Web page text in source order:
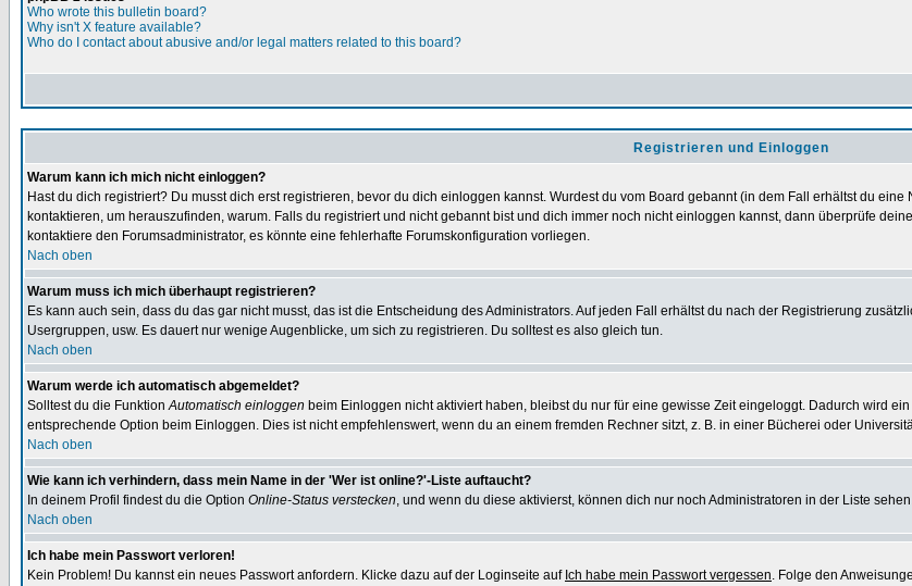
Who wrote this bulletin board?
Why isn't X feature available?
Who do I contact about abusive and/or legal matters related to this board?
Registrieren und Einloggen
Warum kann ich mich nicht einloggen?
Hast du dich registriert? Du musst dich erst registrieren, bevor du dich einloggen kannst. Wurdest du vom Board gebannt (in dem Fall erhältst du
kontaktieren, um herauszufinden, warum. Falls du registriert und nicht gebannt bist und dich immer noch nicht einloggen kannst, dann überprüfe
kontaktiere den Forumsadministrator, es könnte eine fehlerhafte Forumskonfiguration vorliegen.
Nach oben
Warum muss ich mich überhaupt registrieren?
Es kann auch sein, dass du das gar nicht musst, das ist die Entscheidung des Administrators. Auf jeden Fall erhältst du nach der Registrierung
Usergruppen, usw. Es dauert nur wenige Augenblicke, um sich zu registrieren. Du solltest es also gleich tun.
Nach oben
Warum werde ich automatisch abgemeldet?
Solltest du die FunktionAutomatisch einloggen beim Einloggen nicht aktiviert haben, bleibst du nur für eine gewisse Zeit eingeloggt. Dadurch wird
entsprechende Option beim Einloggen. Dies ist nicht empfehlenswert, wenn du an einem fremden Rechner sitzt, z. B. in einer Bücherei oder
Nach oben
Wie kann ich verhindern, dass mein Name in der 'Wer ist online?'-Liste auftaucht?
In deinem Profil findest du die Option Online-Status verstecken, und wenn du diese aktivierst, können dich nur noch Administratoren in der Liste
Nach oben
Ich habe mein Passwort verloren!
Kein Problem! Du kannst ein neues Passwort anfordern. Klicke dazu auf der Loginseite auf Ich habe mein Passwort vergessen. Folge den